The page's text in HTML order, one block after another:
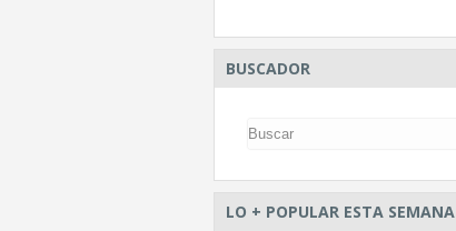
BUSCADOR
LO + POPULAR ESTA SEMANA